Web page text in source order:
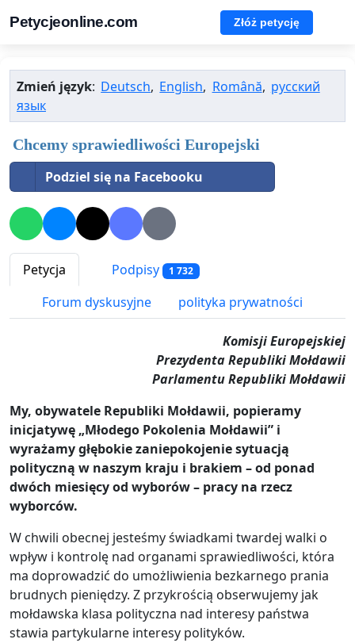
Petycjeonline.com Złóż petycję
Zmień język: Deutsch, English, Română, русский
язык
Chcemy sprawiedliwości Europejski
Podziel się na Facebooku
Petycja Podpisy 1 732
Forum dyskusyjne polityka prywatności
Komisji Europejskiej
Prezydenta Republiki Mołdawii
Parlamentu Republiki Mołdawii
My, obywatele Republiki Mołdawii, popieramy
inicjatywę „Młodego Pokolenia Mołdawii” i
wyrażamy głębokie zaniepokojenie sytuacją
polityczną w naszym kraju i brakiem – od ponad
dwóch miesięcy od wyborów – pracy na rzecz
wyborców.
W chwili obecnej jesteśmy świadkami twardej walki o
wpływ i kontrolę nad organami sprawiedliwości, która
ma doprowadzić do umożliwienia bezkarnego prania
brudnych pieniędzy. Z przykrością obserwujemy jak
mołdawska klasa polityczna nad interesy państwa
stawia partykularne interesy polityków.